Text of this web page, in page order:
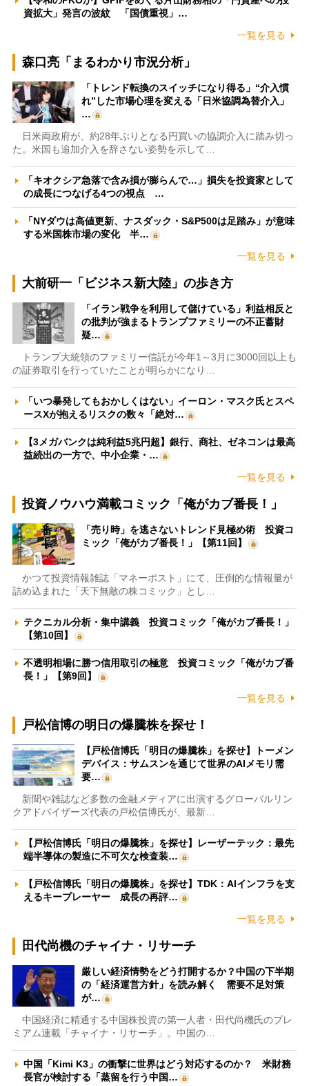
資拡大」発言の波紋 「国債重視」…
一覧を見る
森口亮「まるわかり市況分析」
「トレンド転換のスイッチになり得る」“介入慣
れ”した市場心理を変える「日米協調為替介入」
…
日米両政府が、約28年ぶりとなる円買いの協調介入に踏み切っ
た。米国も追加介入を辞さない姿勢を示して…
「キオクシア急落で含み損が膨らんで…」損失を投資家として
の成長につなげる4つの視点 …
「NYダウは高値更新、ナスダック・S&P500は足踏み」が意味
する米国株市場の変化 半…
一覧を見る
大前研一「ビジネス新大陸」の歩き方
「イラン戦争を利用して儲けている」利益相反と
の批判が強まるトランプファミリーの不正蓄財
疑…
トランプ大統領のファミリー信託が今年1～3月に3000回以上も
の証券取引を行っていたことが明らかになり…
「いつ暴発してもおかしくはない」イーロン・マスク氏とスペ
ースXが抱えるリスクの数々「絶対…
【3メガバンクは純利益5兆円超】銀行、商社、ゼネコンは最高
益続出の一方で、中小企業・…
一覧を見る
投資ノウハウ満載コミック「俺がカブ番長！」
「売り時」を逃さないトレンド見極め術 投資コ
ミック「俺がカブ番長！」【第11回】
かつて投資情報雑誌「マネーポスト」にて、圧倒的な情報量が
詰め込まれた「天下無敵の株コミック」とし…
テクニカル分析・集中講義 投資コミック「俺がカブ番長！」
【第10回】
不透明相場に勝つ信用取引の極意 投資コミック「俺がカブ番
長！」【第9回】
一覧を見る
戸松信博の明日の爆騰株を探せ！
【戸松信博氏「明日の爆騰株」を探せ】トーメン
デバイス：サムスンを通じて世界のAIメモリ需
要…
新聞や雑誌など多数の金融メディアに出演するグローバルリン
クアドバイザーズ代表の戸松信博氏が、最新…
【戸松信博氏「明日の爆騰株」を探せ】レーザーテック：最先
端半導体の製造に不可欠な検査装…
【戸松信博氏「明日の爆騰株」を探せ】TDK：AIインフラを支
えるキープレーヤー 成長の再評…
一覧を見る
田代尚機のチャイナ・リサーチ
厳しい経済情勢をどう打開するか？中国の下半期
の「経済運営方針」を読み解く 需要不足対策
が…
中国経済に精通する中国株投資の第一人者・田代尚機氏のプレ
ミアム連載「チャイナ・リサーチ」。中国の…
中国「Kimi K3」の衝撃に世界はどう対応するのか？ 米財務
長官が検討する「蒸留を行う中国…